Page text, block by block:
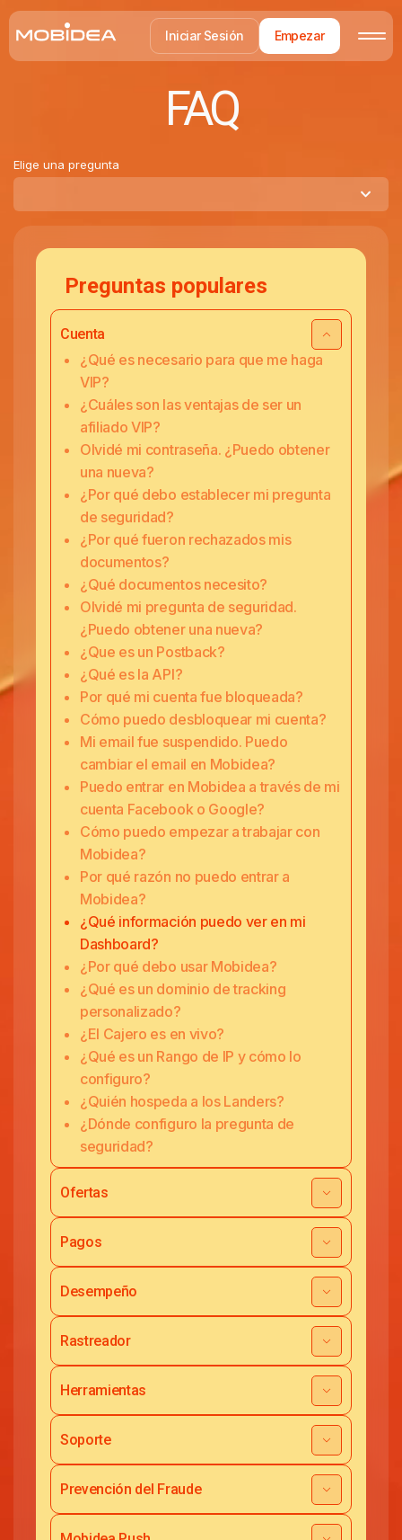
Iniciar Sesión Empezar
FAQ
Elige una pregunta
Preguntas populares
Cuenta
¿Qué es necesario para que me haga
VIP?
¿Cuáles son las ventajas de ser un
afiliado VIP?
Olvidé mi contraseña. ¿Puedo obtener
una nueva?
¿Por qué debo establecer mi pregunta
de seguridad?
¿Por qué fueron rechazados mis
documentos?
¿Qué documentos necesito?
Olvidé mi pregunta de seguridad.
¿Puedo obtener una nueva?
¿Que es un Postback?
¿Qué es la API?
Por qué mi cuenta fue bloqueada?
Cómo puedo desbloquear mi cuenta?
Mi email fue suspendido. Puedo
cambiar el email en Mobidea?
Puedo entrar en Mobidea a través de mi
cuenta Facebook o Google?
Cómo puedo empezar a trabajar con
Mobidea?
Por qué razón no puedo entrar a
Mobidea?
¿Qué información puedo ver en mi
Dashboard?
¿Por qué debo usar Mobidea?
¿Qué es un dominio de tracking
personalizado?
¿El Cajero es en vivo?
¿Qué es un Rango de IP y cómo lo
configuro?
¿Quién hospeda a los Landers?
¿Dónde configuro la pregunta de
seguridad?
Ofertas
Pagos
Desempeño
Rastreador
Herramientas
Soporte
Prevención del Fraude